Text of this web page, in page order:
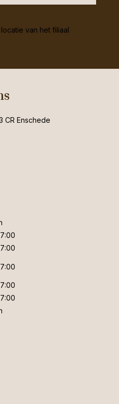
CR Enschede